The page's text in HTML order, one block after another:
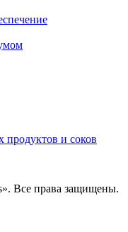
продуктов и соков
Все права защищены.